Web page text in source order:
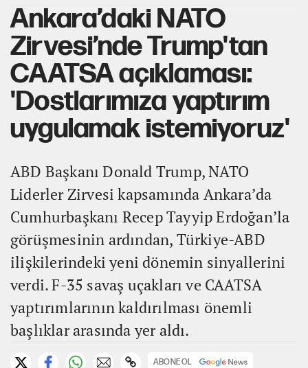
Ankara’daki NATO
Zirvesi’nde Trump'tan
CAATSA açıklaması:
'Dostlarımıza yaptırım
uygulamak istemiyoruz'
ABD Başkanı Donald Trump, NATO
Liderler Zirvesi kapsamında Ankara’da
Cumhurbaşkanı Recep Tayyip Erdoğan’la
görüşmesinin ardından, Türkiye-ABD
ilişkilerindeki yeni dönemin sinyallerini
verdi. F-35 savaş uçakları ve CAATSA
yaptırımlarının kaldırılması önemli
başlıklar arasında yer aldı.
ABONE OL